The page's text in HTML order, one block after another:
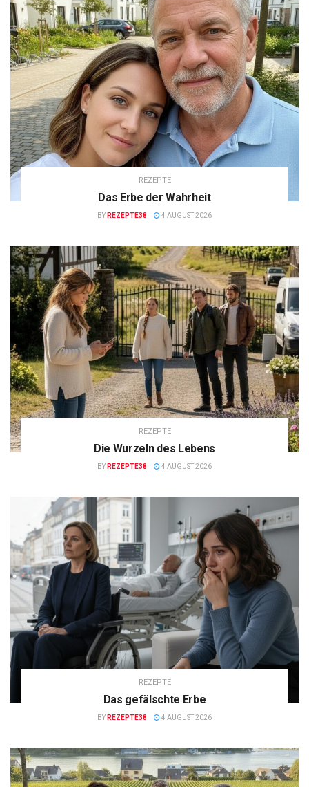
REZEPTE
Das Erbe der Wahrheit
BY REZEPTE38 4 AUGUST 2026
REZEPTE
Die Wurzeln des Lebens
BY REZEPTE38 4 AUGUST 2026
REZEPTE
Das gefälschte Erbe
BY REZEPTE38 4 AUGUST 2026